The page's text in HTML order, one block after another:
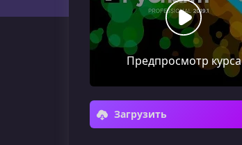
Предпросмотр курса
Загрузить